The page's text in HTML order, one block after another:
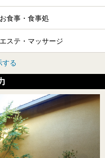
お食事・食事処
エステ・マッサージ
する